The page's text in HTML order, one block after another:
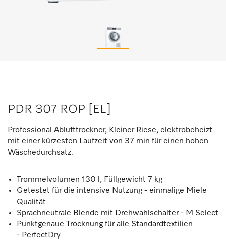
PDR 307 ROP [EL]
Professional Ablufttrockner, Kleiner Riese, elektrobeheizt
mit einer kürzesten Laufzeit von 37 min für einen hohen
Wäschedurchsatz.
Trommelvolumen 130 l, Füllgewicht 7 kg
Getestet für die intensive Nutzung - einmalige Miele
Qualität
Sprachneutrale Blende mit Drehwahlschalter - M Select
Punktgenaue Trocknung für alle Standardtextilien
- PerfectDry